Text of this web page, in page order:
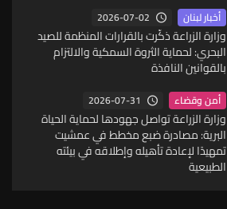
أخبار لبنان 2026-07-02
وزارة الزراعة ذكّرت بالقرارات المنظمة للصيد
البحري: لحماية الثروة السمكية والالتزام
بالقوانين النافذة
أمن وقضاء 2026-07-31
وزارة الزراعة تواصل جهودها لحماية الحياة
البرية: مصادرة ضبع مخطط في عمشيت
تمهيدًا لإعادة تأهيله وإطلاقه في بيئته
الطبيعية